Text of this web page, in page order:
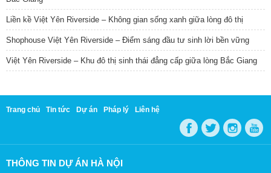
Liền kề Việt Yên Riverside – Không gian sống xanh giữa lòng đô thị
Shophouse Việt Yên Riverside – Điểm sáng đầu tư sinh lời bền vững
Việt Yên Riverside – Khu đô thị sinh thái đẳng cấp giữa lòng Bắc Giang
Trang chủ Tin tức Dự án Pháp lý Liên hệ
THÔNG TIN DỰ ÁN HÀ NỘI